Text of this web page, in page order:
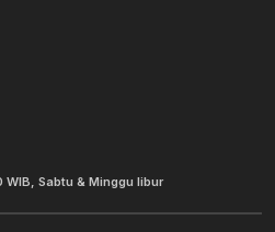
Sabtu & Minggu libur